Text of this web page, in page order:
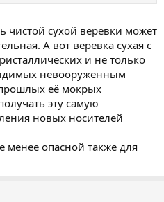
сухом воздухе.
каким-либо образом
к току зависит от
у одного человека в
чистой сухой веревки может
А вот веревка сухая с
и не только
невооруженным
её мокрых
эту самую
новых носителей
менее опасной также для